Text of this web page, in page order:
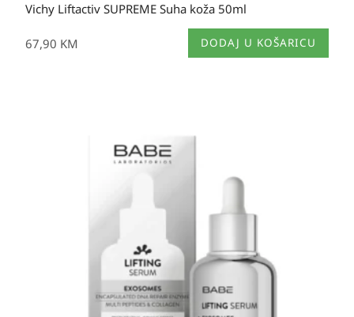
Vichy Liftactiv SUPREME Suha koža 50ml
67,90 KM DODAJ U KOŠARICU